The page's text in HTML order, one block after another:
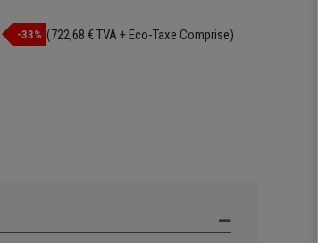
-33% (722,68 € TVA + Eco-Taxe Comprise)